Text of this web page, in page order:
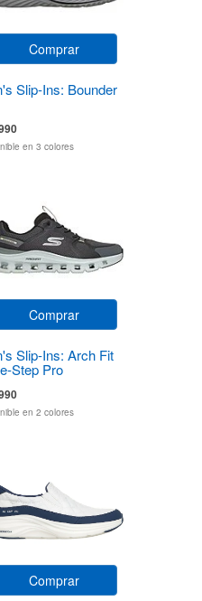
Comprar
Slip-Ins: Bounder
en 3 colores
Comprar
Slip-Ins: Arch Fit
Step Pro
en 2 colores
Comprar